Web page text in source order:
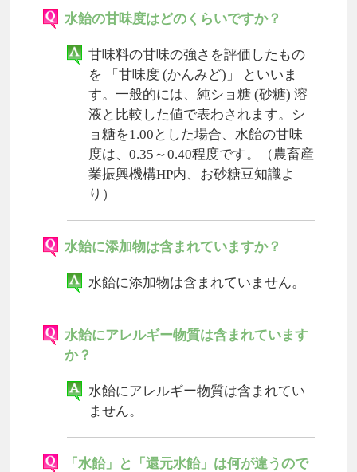
水飴の甘味度はどのくらいですか？
甘味料の甘味の強さを評価したもの
を 「甘味度 (かんみど)」 といいま
す。一般的には、純ショ糖 (砂糖) 溶
液と比較した値で表わされます。シ
ョ糖を1.00とした場合、水飴の甘味
度は、0.35～0.40程度です。（農畜産
業振興機構HP内、お砂糖豆知識よ
り）
水飴に添加物は含まれていますか？
水飴に添加物は含まれていません。
水飴にアレルギー物質は含まれています
か？
水飴にアレルギー物質は含まれてい
ません。
「水飴」と「還元水飴」は何が違うので